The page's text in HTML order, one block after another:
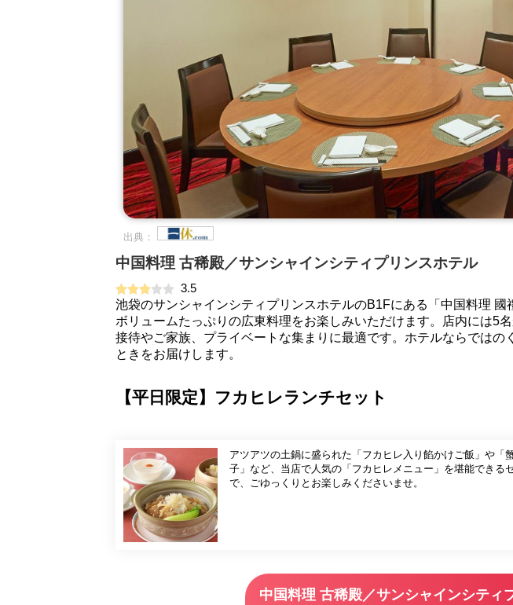
出典：
中国料理 古稀殿／サンシャインシティプリンスホテル
3.5
池袋のサンシャインシティプリンスホテルのB1Fにある「中国料理 國
ボリュームたっぷりの広東料理をお楽しみいただけます。店内には5
接待やご家族、プライベートな集まりに最適です。ホテルならではの
ときをお届けします。
【平日限定】フカヒレランチセット
アツアツの土鍋に盛られた「フカヒレ入り餡かけご飯」や
子」など、当店で人気の「フカヒレメニュー」を堪能でき
で、ごゆっくりとお楽しみくださいませ。
中国料理 古稀殿／サンシャインシティ